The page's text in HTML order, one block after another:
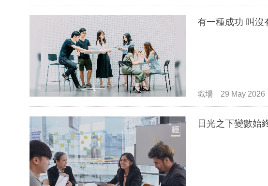
有一種
職場 29 May 2026
日光之下變數始